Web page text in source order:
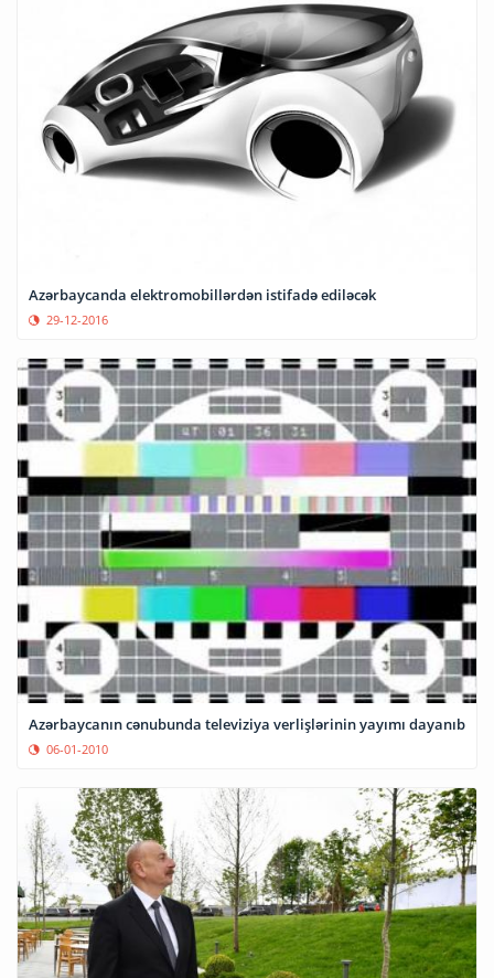
Azərbaycanda elektromobillərdən istifadə ediləcək
29-12-2016
Azərbaycanın cənubunda televiziya verlişlərinin yayımı dayanıb
06-01-2010